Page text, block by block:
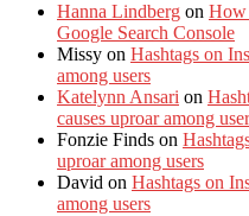
Hanna Lindberg on How
Google Search Console
Missy on Hashtags on
among users
Katelynn Ansari on
causes uproar among
Fonzie Finds on
uproar among users
David on Hashtags on
among users